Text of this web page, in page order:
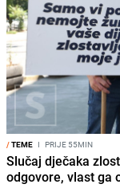
/TEME I PRIJE 55MIN
Slučaj dječaka
odgovore, vlast ga